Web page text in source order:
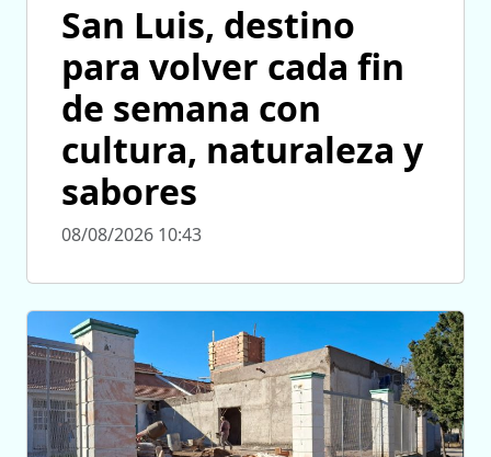
San Luis, destino
para volver cada fin
de semana con
cultura, naturaleza y
sabores
08/08/2026 10:43